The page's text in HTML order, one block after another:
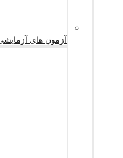
آزمون های